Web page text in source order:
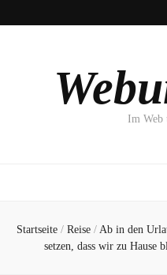
Im Web
Startseite / Reise / Ab in den
setzen, dass wir zu Hause